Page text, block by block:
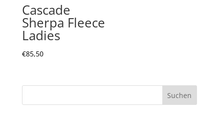
Cascade
Sherpa Fleece
Ladies
€85,50